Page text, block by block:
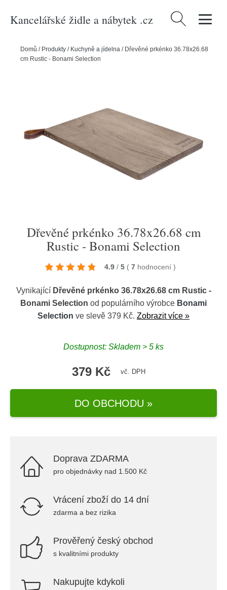
Kancelářské židle a nábytek .cz Vyhledávání
Domů / Produkty / Kuchyně a jídelna / Dřevěné prkénko 36.78x26.68
cm Rustic - Bonami Selection
Dřevěné prkénko 36.78x26.68 cm
Rustic - Bonami Selection
4.9 / 5 ( 7 hodnocení )
Vynikající Dřevěné prkénko 36.78x26.68 cm Rustic -
Bonami Selection od populárního výrobce Bonami
Selection ve slevě 379 Kč. Zobrazit více »
Dostupnost: Skladem > 5 ks
379 Kč vč. DPH
DO OBCHODU »
Doprava ZDARMA
pro objednávky nad 1.500 Kč
Vrácení zboží do 14 dní
zdarma a bez rizika
Prověřený český obchod
s kvalitními produkty
Nakupujte kdykoli